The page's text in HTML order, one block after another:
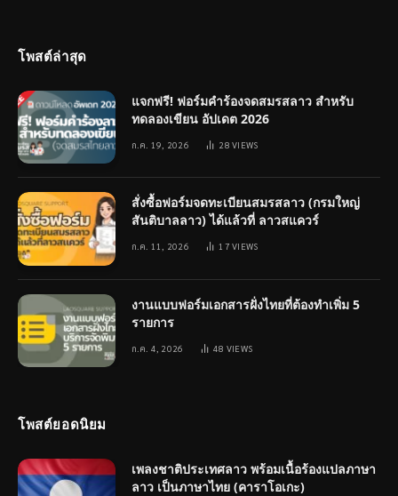
โพสต์ล่าสุด
แจกฟรี! ฟอร์มคำร้องจดสมรสลาว สำหรับ
ทดลองเขียน อัปเดต 2026
ก.ค. 19, 2026 28VIEWS
สั่งซื้อฟอร์มจดทะเบียนสมรสลาว (กรมใหญ่
สันติบาลลาว) ได้แล้วที่ ลาวสแควร์
ก.ค. 11, 2026 17VIEWS
งานแบบฟอร์มเอกสารฝั่งไทยที่ต้องทำเพิ่ม 5
รายการ
ก.ค. 4, 2026 48 VIEWS
โพสต์ยอดนิยม
เพลงชาติประเทศลาว พร้อมเนื้อร้องแปลภาษา
ลาว เป็นภาษาไทย (คาราโอเกะ)